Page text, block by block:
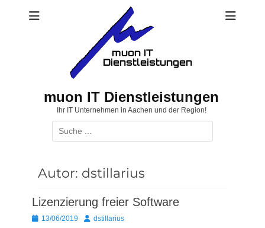
muon IT Dienstleistungen
Ihr IT Unternehmen in Aachen und der Region!
Suchen
nach:
Autor: dstillarius
Lizenzierung freier Software
Posted13/06/2019 Autordstillarius